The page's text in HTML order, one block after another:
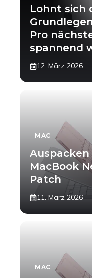
Lohnt sich
Pro
spannend
12. März 2026
MAC
MacBook
Patch
11. März 2026
MAC